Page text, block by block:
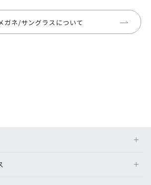
ガネ/サングラスについて